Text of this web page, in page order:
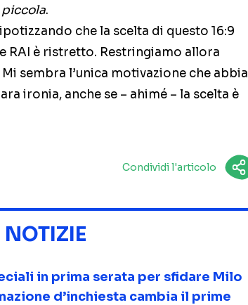
piccola.
che la scelta di questo 16:9
RAI è ristretto. Restringiamo allora
sembra l’unica motivazione che abbia
ironia, anche se – ahimé – la scelta è
Condividi l'articolo
NOTIZIE
in prima serata per sfidare Milo
d’inchiesta cambia il prime